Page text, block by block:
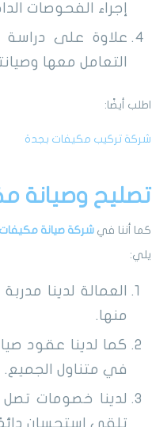
إجراء الفحوصات
علاوة على دراسة
التعامل معها
اطلب أيضًا:
شركة تركيب مكيفات بجدة
تصليح وصيانة
كما أننا في شركة صيانة
يلي:
العمالة لدينا
منها.
كما لدينا عقود
في متناول الجميع.
تلقى استحسان